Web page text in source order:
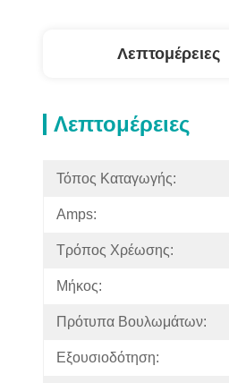
Λεπτομέρειες
Λεπτομέρειες
Τόπος Καταγωγής:
Amps:
Τρόπος Χρέωσης:
Μήκος:
Πρότυπα Βουλωμάτων:
Εξουσιοδότηση: